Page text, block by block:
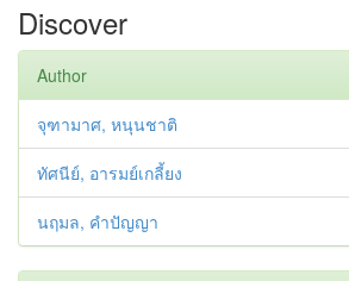
Discover
Author
จุฑามาศ, หนุนชาติ
ทัศนีย์, อารมย์เกลี้ยง
นฤมล, คำปัญญา